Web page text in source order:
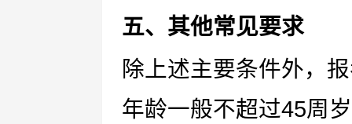
五、其他常见要求
除上述主要条件外，
年龄一般不超过45周岁